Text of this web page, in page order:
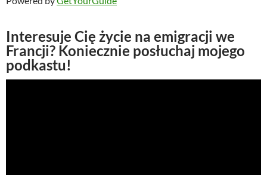
Interesuje Cię życie na emigracji we
Francji? Koniecznie posłuchaj mojego
podkastu!